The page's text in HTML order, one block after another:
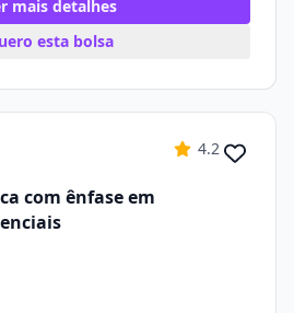
mais detalhes
esta bolsa
4.2
com ênfase em